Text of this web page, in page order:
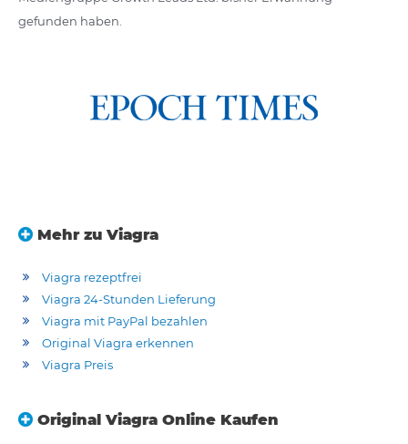
gefunden haben.
Mehr zu Viagra
Viagra rezeptfrei
Viagra 24-Stunden Lieferung
Viagra mit PayPal bezahlen
Original Viagra erkennen
Viagra Preis
Original Viagra Online Kaufen